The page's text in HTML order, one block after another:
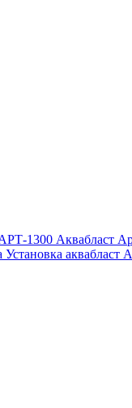
1300 Аквабласт
Установка